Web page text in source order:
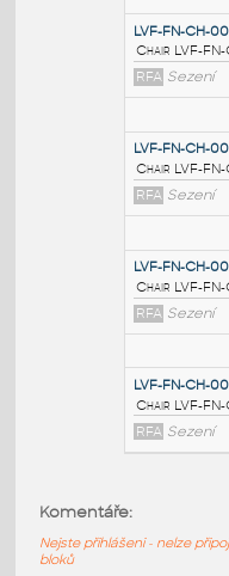
LVF-FN-
Chair
RFA
LVF-FN-
Chair
RFA
Komentáře:
Nejste přihlášeni - nelze
bloků